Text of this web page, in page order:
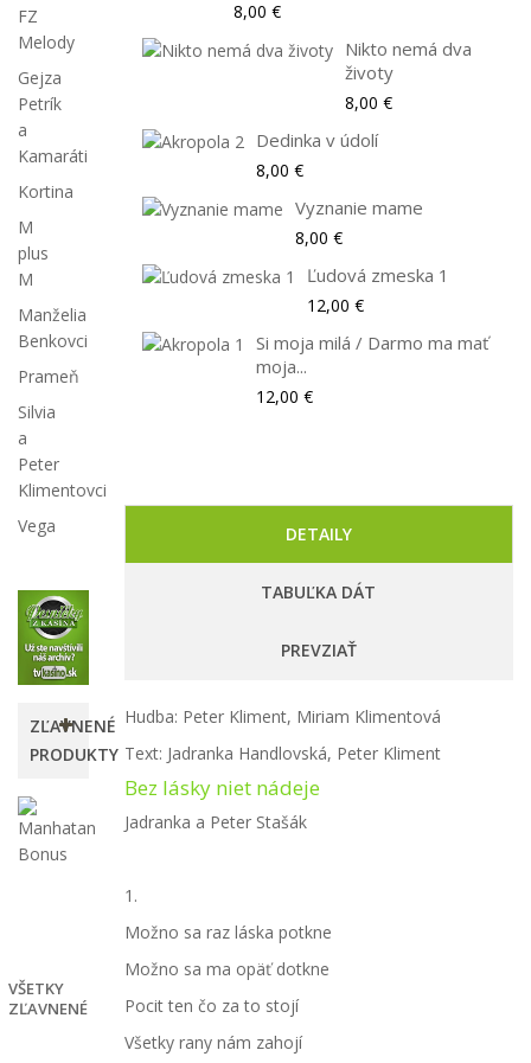
FZ
Melody
Gejza
Petrík
a
Kamaráti
Kortina
M
plus
M
Manželia
Benkovci
Prameň
Silvia
a
Peter
Klimentovci
Vega
ZĽAVNENÉ
PRODUKTY
Bonus
-50%
VŠETKY
ZĽAVNENÉ
8,00 €
Nikto nemá dva
životy
8,00 €
Dedinka v údolí
8,00 €
Vyznanie mame
8,00 €
Ľudová zmeska 1
12,00 €
Si moja milá / Darmo ma mať
moja...
12,00 €
DETAILY
TABUĽKA DÁT
PREVZIAŤ
Hudba: Peter Kliment, Miriam Klimentová
Text: Jadranka Handlovská, Peter Kliment
Bez lásky niet nádeje
Jadranka a Peter Stašák
1.
Možno sa raz láska potkne
Možno sa ma opäť dotkne
Pocit ten čo za to stojí
Všetky rany nám zahojí